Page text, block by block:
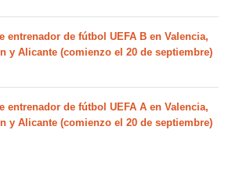
entrenador de fútbol UEFA B en Valencia,
y Alicante (comienzo el 20 de septiembre)
entrenador de fútbol UEFA A en Valencia,
y Alicante (comienzo el 20 de septiembre)